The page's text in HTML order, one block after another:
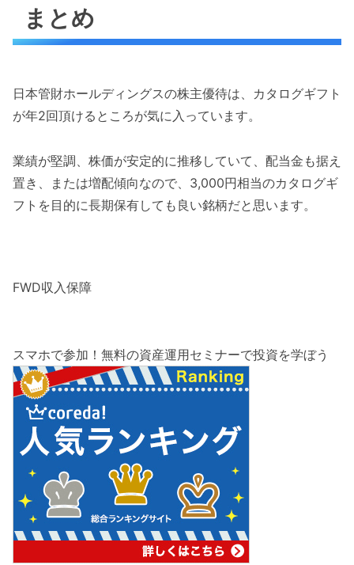
まとめ
日本管財ホールディングスの株主優待は、カタログギフト
が年2回頂けるところが気に入っています。
業績が堅調、株価が安定的に推移していて、配当金も据え
置き、または増配傾向なので、3,000円相当のカタログギ
フトを目的に長期保有しても良い銘柄だと思います。
FWD収入保障
スマホで参加！無料の資産運用セミナーで投資を学ぼう